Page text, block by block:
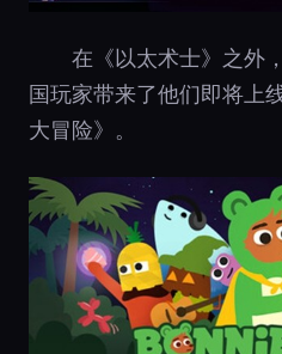
在《以太术士》之外
国玩家带来了他们即将上
大冒险》。